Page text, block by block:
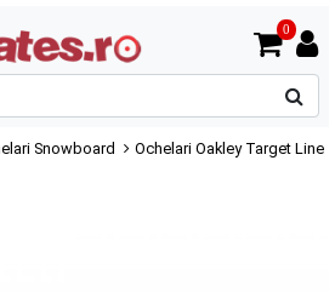
0
Snowboard
Ochelari Oakley Target Line